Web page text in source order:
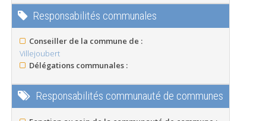
Responsabilités communales
Conseiller de la commune de :
Villejoubert
Délégations communales :
Responsabilités communauté de communes